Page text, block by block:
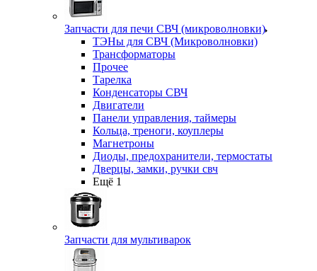
Запчасти для печи СВЧ (микроволновки)
ТЭНы для СВЧ (Микроволновки)
Трансформаторы
Прочее
Тарелка
Конденсаторы СВЧ
Двигатели
Панели управления, таймеры
Кольца, треноги, коуплеры
Магнетроны
Диоды, предохранители, термостаты
Дверцы, замки, ручки свч
Ещё 1
Запчасти для мультиварок